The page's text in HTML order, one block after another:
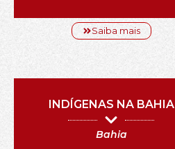
Saiba mais
INDÍGENAS NA BAHIA
Bahia